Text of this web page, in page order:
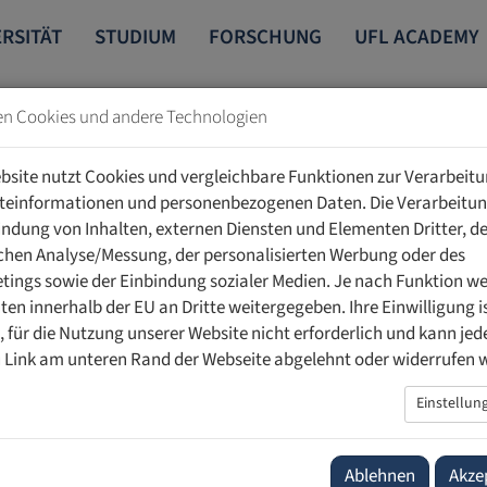
STUDIUM FORSCHUNG UFL ACADEMY
«Algorithmische Systeme im
– Rechtliche
Wildhaber
Cookies und andere Technologien
nutzt Cookies und vergleichbare Funktionen zur
und personenbezogenen Daten. Die
von Inhalten, externen Diensten und Elementen Dritter,
Analyse/Messung, der personalisierten Werbung oder des
sowie der Einbindung sozialer Medien. Je nach Funktion
innerhalb der EU an Dritte weitergegeben. Ihre Einwilligung
die Nutzung unserer Website nicht erforderlich und kann
Link am unteren Rand der Webseite abgelehnt oder widerrufen
Ablehnen